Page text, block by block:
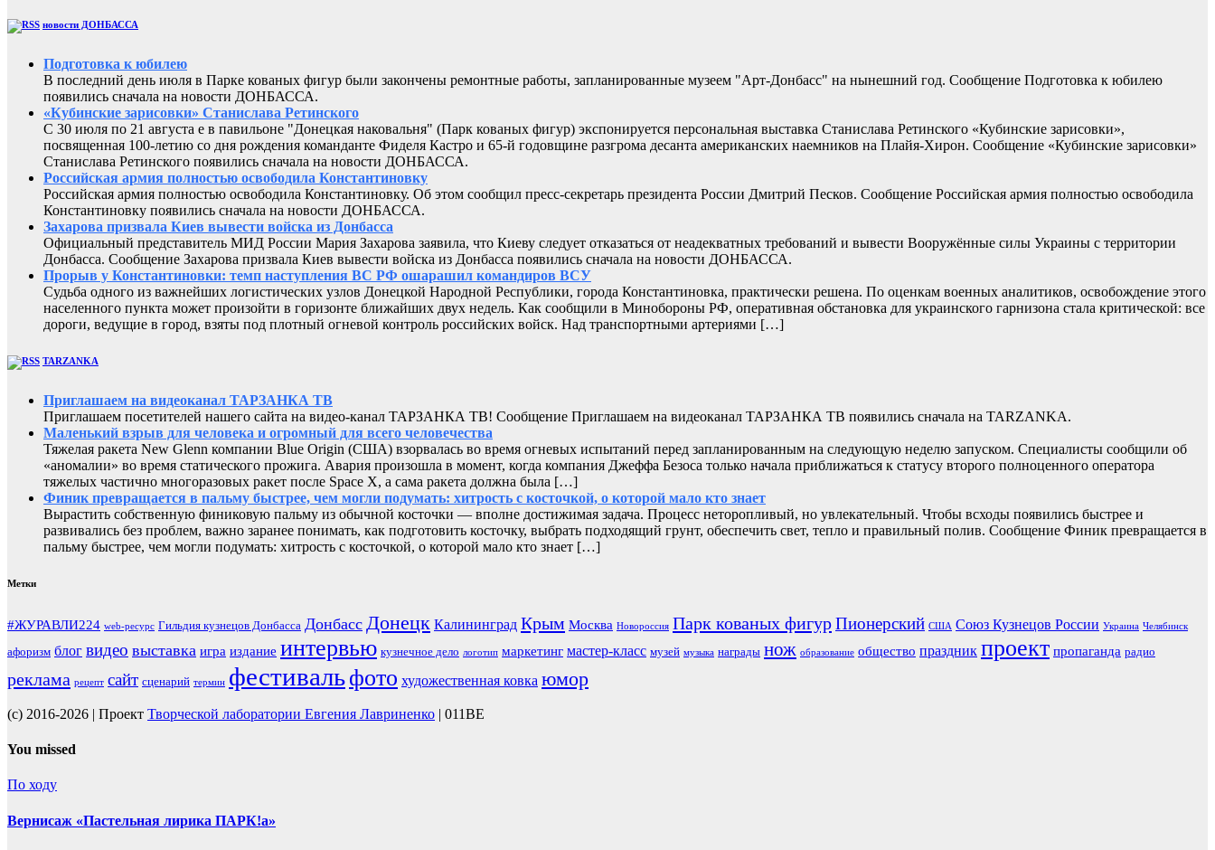
новости ДОНБАССА
Подготовка к юбилею
В последний день июля в Парке кованых фигур были закончены ремонтные работы, запланированные музеем "Арт-Донбасс" на нынешний год. Сообщение Подготовка к юбилею
появились сначала на новости ДОНБАССА.
«Кубинские зарисовки» Станислава Ретинского
С 30 июля по 21 августа е в павильоне "Донецкая наковальня" (Парк кованых фигур) экспонируется персональная выставка Станислава Ретинского «Кубинские зарисовки»,
посвященная 100-летию со дня рождения команданте Фиделя Кастро и 65-й годовщине разгрома десанта американских наемников на Плайя-Хирон. Сообщение «Кубинские зарисовки»
Станислава Ретинского появились сначала на новости ДОНБАССА.
Российская армия полностью освободила Константиновку
Российская армия полностью освободила Константиновку. Об этом сообщил пресс-секретарь президента России Дмитрий Песков. Сообщение Российская армия полностью освободила
Константиновку появились сначала на новости ДОНБАССА.
Захарова призвала Киев вывести войска из Донбасса
Официальный представитель МИД России Мария Захарова заявила, что Киеву следует отказаться от неадекватных требований и вывести Вооружённые силы Украины с территории
Донбасса. Сообщение Захарова призвала Киев вывести войска из Донбасса появились сначала на новости ДОНБАССА.
Прорыв у Константиновки: темп наступления ВС РФ ошарашил командиров ВСУ
Судьба одного из важнейших логистических узлов Донецкой Народной Республики, города Константиновка, практически решена. По оценкам военных аналитиков, освобождение этого
населенного пункта может произойти в горизонте ближайших двух недель. Как сообщили в Минобороны РФ, оперативная обстановка для украинского гарнизона стала критической: все
дороги, ведущие в город, взяты под плотный огневой контроль российских войск. Над транспортными артериями […]
TARZANKA
Приглашаем на видеоканал ТАРЗАНКА ТВ
Приглашаем посетителей нашего сайта на видео-канал ТАРЗАНКА ТВ! Сообщение Приглашаем на видеоканал ТАРЗАНКА ТВ появились сначала на TARZANKA.
Маленький взрыв для человека и огромный для всего человечества
Тяжелая ракета New Glenn компании Blue Origin (США) взорвалась во время огневых испытаний перед запланированным на следующую неделю запуском. Специалисты сообщили об
«аномалии» во время статического прожига. Авария произошла в момент, когда компания Джеффа Безоса только начала приближаться к статусу второго полноценного оператора
тяжелых частично многоразовых ракет после Space X, а сама ракета должна была […]
Финик превращается в пальму быстрее, чем могли подумать: хитрость с косточкой, о которой мало кто знает
Вырастить собственную финиковую пальму из обычной косточки — вполне достижимая задача. Процесс неторопливый, но увлекательный. Чтобы всходы появились быстрее и
развивались без проблем, важно заранее понимать, как подготовить косточку, выбрать подходящий грунт, обеспечить свет, тепло и правильный полив. Сообщение Финик превращается в
пальму быстрее, чем могли подумать: хитрость с косточкой, о которой мало кто знает […]
Метки
#ЖУРАВЛИ224 web-ресурс Гильдия кузнецов Донбасса Донбасс Донецк Калининград Крым Москва Новороссия Парк кованых фигурПионерский США Союз Кузнецов России Украина Челябинск
афоризм блог видео выставка игра издание интервью кузнечное дело логотип маркетинг мастер-класс музей музыка награды нож образование общество праздник проект пропаганда радио
реклама рецепт сайт сценарий термин фестивальфото художественная ковка юмор
(c) 2016-2026 | Проект Творческой лаборатории Евгения Лавриненко | 011BE
You missed
По ходу
Вернисаж «Пастельная лирика ПАРК!а»